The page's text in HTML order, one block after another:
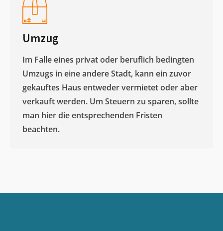
Umzug
Im Falle eines privat oder beruflich bedingten
Umzugs in eine andere Stadt, kann ein zuvor
gekauftes Haus entweder vermietet oder aber
verkauft werden. Um Steuern zu sparen, sollte
man hier die entsprechenden Fristen
beachten.